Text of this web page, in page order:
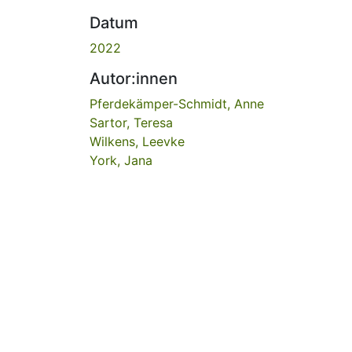
Datum
2022
Autor:innen
Pferdekämper-Schmidt, Anne
Sartor, Teresa
Wilkens, Leevke
York, Jana